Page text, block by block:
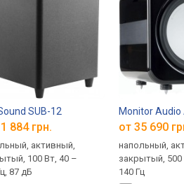
SUB-12
884 грн.
активный,
100 Вт, 40 –
87 дБ
Monitor Audio
от 35 690
напольный,
закрытый, 500
140 Гц